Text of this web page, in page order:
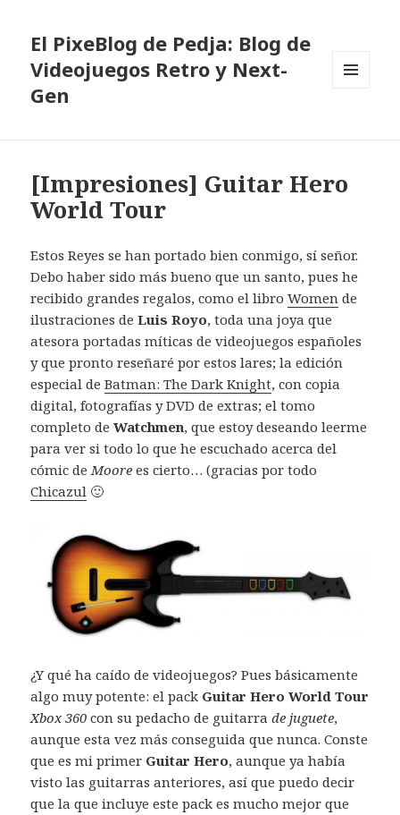
El PixeBlog de Pedja: Blog de
Videojuegos Retro y Next-
Gen
[Impresiones] Guitar Hero
World Tour
Estos Reyes se han portado bien conmigo, sí señor.
Debo haber sido más bueno que un santo, pues he
recibido grandes regalos, como el libroWomen de
ilustraciones deLuis Royo, toda una joya que
atesora portadas míticas de videojuegos españoles
y que pronto reseñaré por estos lares; la edición
especial deBatman: The Dark Knight, con copia
digital, fotografías y DVD de extras; el tomo
completo deWatchmen, que estoy deseando leerme
para ver si todo lo que he escuchado acerca del
cómic deMoore es cierto… (gracias por todo
Chicazul 🙂
¿Y qué ha caído de videojuegos? Pues básicamente
algo muy potente: el pack Guitar Hero World Tour
Xbox 360 con su pedacho de guitarrade juguete,
aunque esta vez más conseguida que nunca. Conste
que es mi primer Guitar Hero, aunque ya había
visto las guitarras anteriores, así que puedo decir
que la que incluye este pack es mucho mejor que